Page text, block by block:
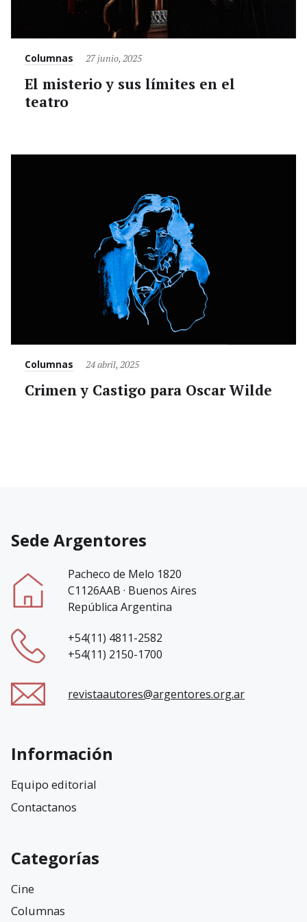
Category
Columnas
Posted
27 junio, 2025
El misterio y sus límites en el
teatro
Category
Columnas
Posted
24 abril, 2025
Crimen y Castigo para Oscar Wilde
Sede Argentores
Pacheco de Melo 1820
C1126AAB · Buenos Aires
República Argentina
+54(11) 4811-2582
+54(11) 2150-1700
revistaautores@argentores.org.ar
Información
Equipo editorial
Contactanos
Categorías
Cine
Columnas